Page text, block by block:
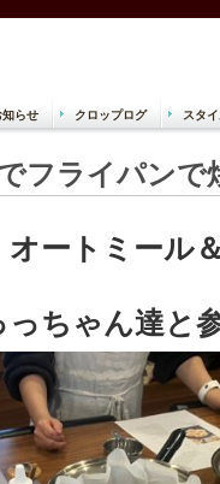
美容院 クロ
知らせ クロップログ スタ
フライパンで
オートミール
ちゃん達と